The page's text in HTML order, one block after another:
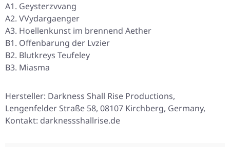
A1. Geysterzvvang
A2. VVydargaenger
A3. Hoellenkunst im brennend Aether
B1. Offenbarung der Lvzier
B2. Blutkreys Teufeley
B3. Miasma
Hersteller: Darkness Shall Rise Productions,
Lengenfelder Straße 58, 08107 Kirchberg, Germany,
Kontakt: darknessshallrise.de